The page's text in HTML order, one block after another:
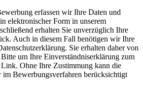
erfassen wir Ihre Daten und
elektronischer Form in unserem
erhalten Sie unverzüglich Ihre
Auch in diesem Fall benötigen wir Ihre
Sie erhalten daher von
um Ihre Einverständniserklärung zum
Ohne Ihre Zustimmung kann die
Bewerbungsverfahren berücksichtigt